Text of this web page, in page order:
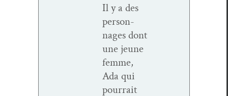
Il y a des
per­son­
nages dont
une jeune
femme,
Ada qui
pour­rait